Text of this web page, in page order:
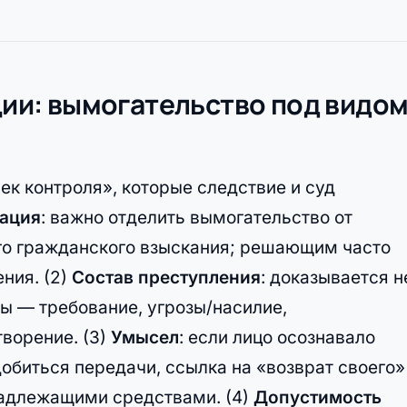
вымогательство под
контроля», которые следствие и суд
: важно отделить вымогательство от
гражданского взыскания; решающим часто
(2) Состав преступления: доказывается
— требование, угрозы/насилие,
(3) Умысел: если лицо осознавало
передачи, ссылка на «возврат своего»
средствами. (4) Допустимость